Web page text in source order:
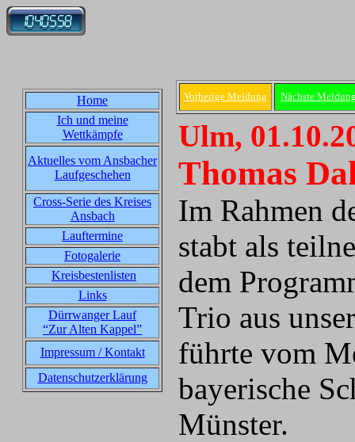
Home
Ich und meine
Wettkämpfe
Aktuelles vom Ansbacher
Laufgeschehen
Cross-Serie des Kreises
Ansbach
Lauftermine
Fotogalerie
Kreisbestenlisten
Links
Dürrwanger Lauf
“Zur Alten Kappel”
Impressum / Kontakt
Datenschutzerklärung
Vorherige Meldung Nächste
Ulm,
Thomas
Im Rahmen
stabt als
dem
Trio aus
führte vom
bayerische
Münster.